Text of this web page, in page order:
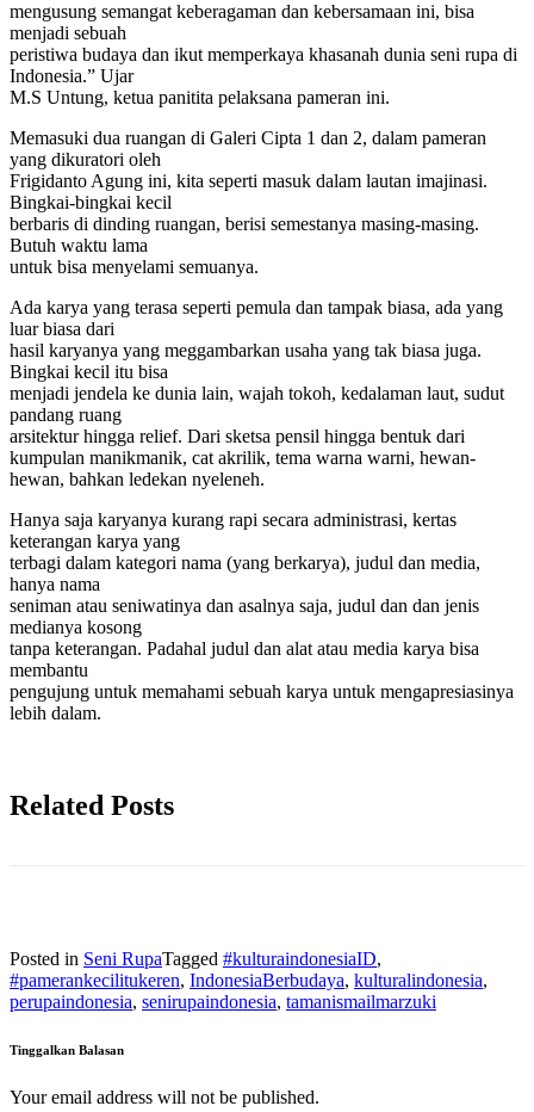
mengusung semangat keberagaman dan kebersamaan ini, bisa
menjadi sebuah
peristiwa budaya dan ikut memperkaya khasanah dunia seni rupa di
Indonesia.” Ujar
M.S Untung, ketua panitita pelaksana pameran ini.
Memasuki dua ruangan di Galeri Cipta 1 dan 2, dalam pameran
yang dikuratori oleh
Frigidanto Agung ini, kita seperti masuk dalam lautan imajinasi.
Bingkai-bingkai kecil
berbaris di dinding ruangan, berisi semestanya masing-masing.
Butuh waktu lama
untuk bisa menyelami semuanya.
Ada karya yang terasa seperti pemula dan tampak biasa, ada yang
luar biasa dari
hasil karyanya yang meggambarkan usaha yang tak biasa juga.
Bingkai kecil itu bisa
menjadi jendela ke dunia lain, wajah tokoh, kedalaman laut, sudut
pandang ruang
arsitektur hingga relief. Dari sketsa pensil hingga bentuk dari
kumpulan manikmanik, cat akrilik, tema warna warni, hewan-
hewan, bahkan ledekan nyeleneh.
Hanya saja karyanya kurang rapi secara administrasi, kertas
keterangan karya yang
terbagi dalam kategori nama (yang berkarya), judul dan media,
hanya nama
seniman atau seniwatinya dan asalnya saja, judul dan dan jenis
medianya kosong
tanpa keterangan. Padahal judul dan alat atau media karya bisa
membantu
pengujung untuk memahami sebuah karya untuk mengapresiasinya
lebih dalam.
Related Posts
Posted in Seni RupaTagged #kulturaindonesiaID,
#pamerankecilitukeren, IndonesiaBerbudaya, kulturalindonesia,
perupaindonesia, senirupaindonesia, tamanismailmarzuki
Tinggalkan Balasan
Your email address will not be published.